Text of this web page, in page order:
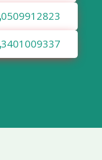
0509912823
3401009337